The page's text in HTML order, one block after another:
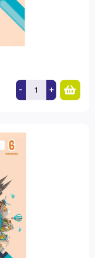
- +